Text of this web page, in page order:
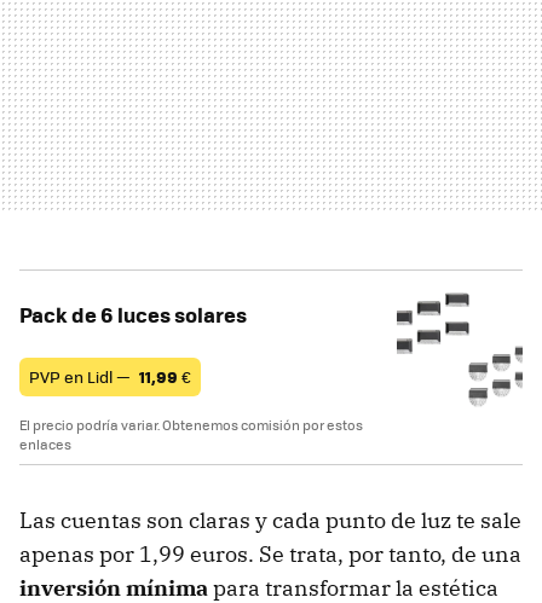
Pack de 6 luces solares
PVP en Lidl — 11,99 €
El precio podría variar. Obtenemos comisión por estos
enlaces
Las cuentas son claras y cada punto de luz te sale
apenas por 1,99 euros. Se trata, por tanto, de una
inversión mínimapara transformar la estética